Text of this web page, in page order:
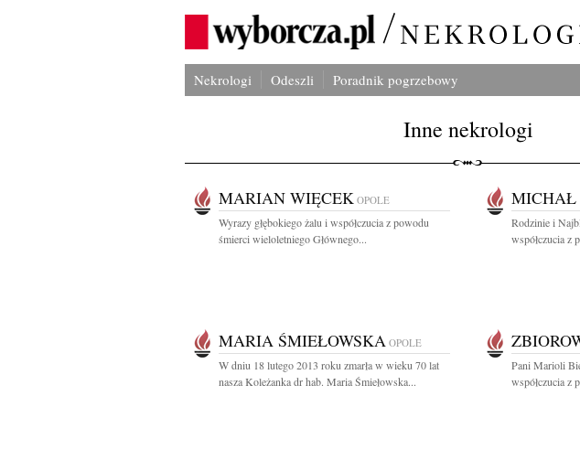
Nekrologi Odeszli Poradnik pogrzebowy
Inne nekrologi
MARIAN WIĘCEK OPOLE
Wyrazy głębokiego żalu i współczucia z powodu
śmierci wieloletniego Głównego...
MICHAŁ
Rodzinie i
współczucia z
MARIA ŚMIEŁOWSKA OPOLE
W dniu 18 lutego 2013 roku zmarła w wieku 70 lat
nasza Koleżanka dr hab. Maria Śmiełowska...
Pani Marioli
współczucia z